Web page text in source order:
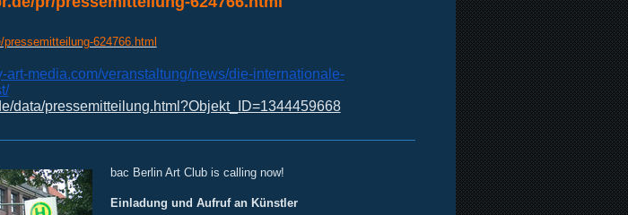
624766.html
art-media.com/veranstaltung/news/die-internationale-
data/pressemitteilung.html?Objekt_ID=1344459668
bac Berlin Art Club is calling now!
Einladung und Aufruf an Künstler